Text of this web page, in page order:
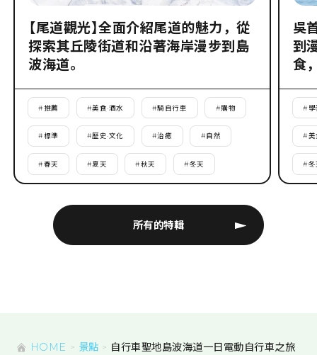
所有的特輯
【尾道觀光】全面介紹尾道的魅力，從
探索其丘陵街道和沿著海岸漫步到島
波海道。
#推薦 #美食·酒水 #騎自行車 #購物
#標準 #歷史·文化 #治癒 #自然
#春天 #夏天 #秋天 #冬天
吳
到
食
# 學
#美
#冬
HOME 景點 自行車聖地島波海道一日電動自行車之旅